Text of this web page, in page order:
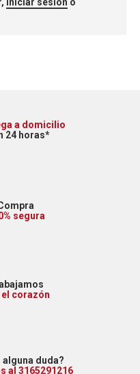
a domicilio
24 horas*
segura
el corazón
alguna duda?
al 3165291216